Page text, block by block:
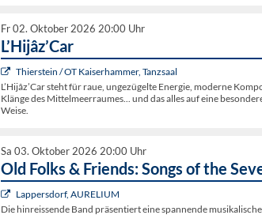
Fr 02. Oktober 2026 20:00 Uhr
L’Hijâz’Car
Thierstein / OT Kaiserhammer, Tanzsaal
L’Hijâz’Car steht für raue, ungezügelte Energie, moderne
Klänge des Mittelmeerraumes... und das alles auf eine
Weise.
Sa 03. Oktober 2026 20:00 Uhr
Old Folks & Friends: Songs of the
Lappersdorf, AURELIUM
Die hinreissende Band präsentiert eine spannende